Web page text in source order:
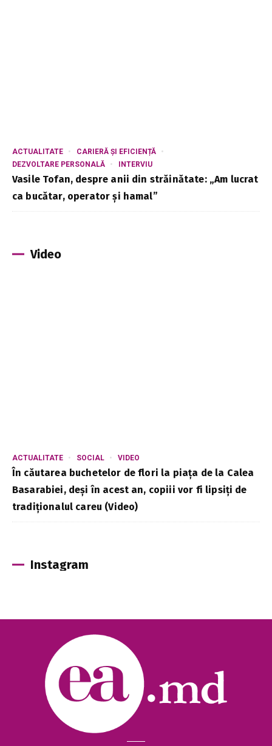
ACTUALITATE
CARIERĂ ȘI EFICIENȚĂ
DEZVOLTARE PERSONALĂ
INTERVIU
Vasile Tofan, despre anii din străinătate: „Am lucrat
ca bucătar, operator și hamal”
Video
ACTUALITATE SOCIAL VIDEO
În căutarea buchetelor de flori la piața de la Calea
Basarabiei, deși în acest an, copiii vor fi lipsiți de
tradiționalul careu (Video)
Instagram